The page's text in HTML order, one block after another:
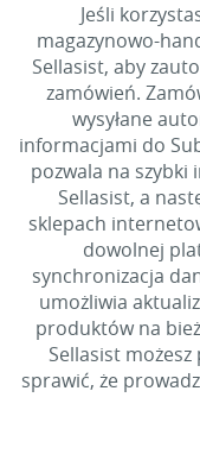
Jeśli
magazynowo-
Sellasist, aby
zamówień.
wysyłane
informacjami do
pozwala na
Sellasist, a
sklepach
dowolnej
synchronizacja
umożliwia
produktów na
Sellasist
sprawić, że